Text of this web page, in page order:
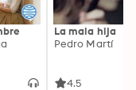
La mala hija
Pedro Martí
4.5